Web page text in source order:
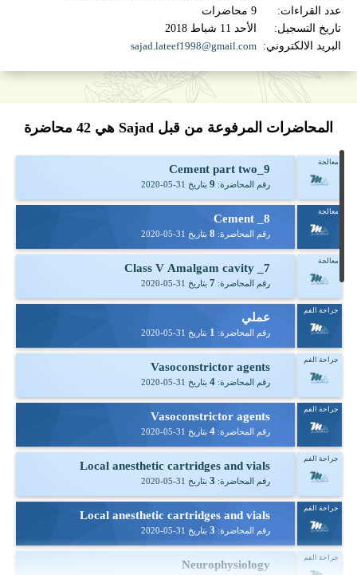
عدد القراءات:
9 محاضرات
تاريخ التسجيل:
الأحد 11 شباط 2018
البريد الالكتروني: sajad.lateef1998@gmail.com
المحاضرات المرفوعة من قبل Sajad هي 42 محاضرة
معالجة
9_Cement part two
رقم المحاضرة: 9 بتاريخ 2020-05-31
معالجة
Cement _8
رقم المحاضرة: 8 بتاريخ 2020-05-31
معالجة
Class V Amalgam cavity _7
رقم المحاضرة: 7 بتاريخ 2020-05-31
جراحة الفم
عملي
رقم المحاضرة: 1 بتاريخ 2020-05-31
جراحة الفم
Vasoconstrictor agents
رقم المحاضرة:4 بتاريخ 2020-05-31
جراحة الفم
Vasoconstrictor agents
رقم المحاضرة:4 بتاريخ 2020-05-31
جراحة الفم
Local anesthetic cartridges and vials
رقم المحاضرة: 3 بتاريخ 2020-05-31
جراحة الفم
Local anesthetic cartridges and vials
رقم المحاضرة: 3 بتاريخ 2020-05-31
جراحة الفم
Neurophysiology